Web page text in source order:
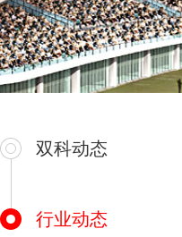
双科动态
行业动态